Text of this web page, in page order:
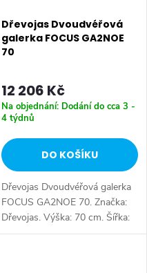
Dřevojas Dvoudvéřová
galerka FOCUS GA2NOE
70
12 206 Kč
Na objednání: Dodání do cca 3 -
4 týdnů
DO KOŠÍKU
Dřevojas Dvoudvéřová galerka
FOCUS GA2NOE 70. Značka:
Dřevojas. Výška: 70 cm. Šířka:
70 cm. Hloubka: 15 cm. Úložný